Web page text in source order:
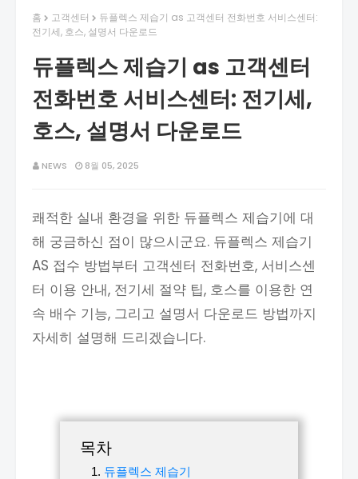
홈 고객센터
듀플렉스 제습기 as 고객센터 전화번호 서비스센터:
전기세, 호스, 설명서 다운로드
듀플렉스 제습기 as 고객센터
전화번호 서비스센터: 전기세,
호스, 설명서 다운로드
NEWS 8월 05, 2025
쾌적한 실내 환경을 위한 듀플렉스 제습기에 대
해 궁금하신 점이 많으시군요. 듀플렉스 제습기
AS 접수 방법부터 고객센터 전화번호, 서비스센
터 이용 안내, 전기세 절약 팁, 호스를 이용한 연
속 배수 기능, 그리고 설명서 다운로드 방법까지
자세히 설명해 드리겠습니다.
목차
듀플렉스 제습기